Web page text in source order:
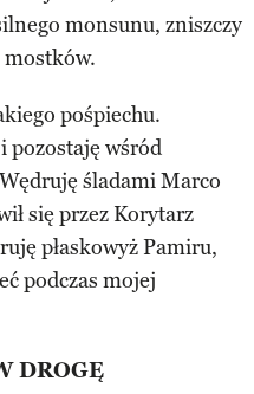
monsunu, zniszczy
pośpiechu.
pozostaję wśród
śladami Marco
się przez Korytarz
płaskowyż Pamiru,
podczas mojej
DROGĘ